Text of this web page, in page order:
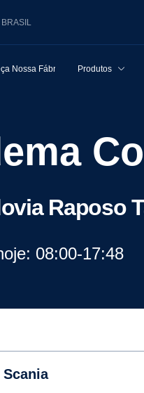
BRASIL
Nossa Fábrica Produtos
Raposo
08:00-17:48